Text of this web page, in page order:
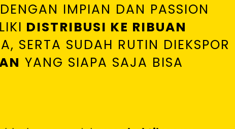
IMPIAN DAN PASSION
DISTRIBUSI KE RIBUAN
SERTA SUDAH RUTIN DIEKSPOR
YANG SIAPA SAJA BISA